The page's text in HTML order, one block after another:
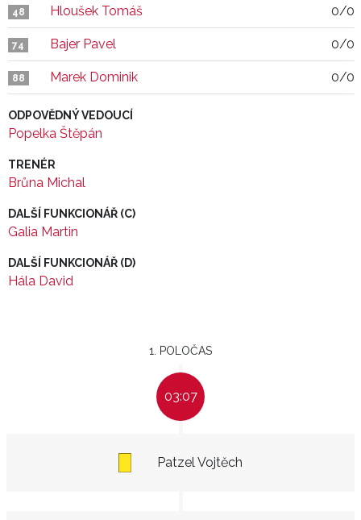
48 Hloušek Tomáš 0/0
74 Bajer Pavel 0/0
88 Marek Dominik 0/0
ODPOVĚDNÝ VEDOUCÍ
Popelka Štěpán
TRENÉR
Brůna Michal
DALŠÍ FUNKCIONÁŘ (C)
Galia Martin
DALŠÍ FUNKCIONÁŘ (D)
Hála David
1. POLOČAS
03:07
Patzel Vojtěch